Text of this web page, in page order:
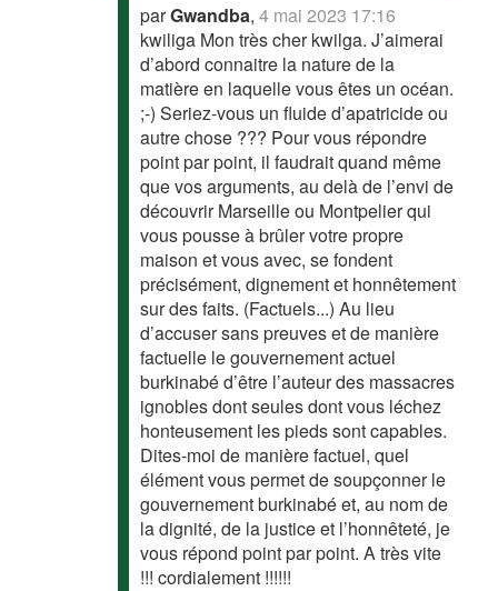
parGwandba,4 mai 2023 17:16
kwiliga Mon très cher kwilga. J’aimerai
d’abord connaitre la nature de la
matière en laquelle vous êtes un océan.
;-) Seriez-vous un fluide d’apatricide ou
autre chose ??? Pour vous répondre
point par point, il faudrait quand même
que vos arguments, au delà de l’envi de
découvrir Marseille ou Montpelier qui
vous pousse à brûler votre propre
maison et vous avec, se fondent
précisément, dignement et honnêtement
sur des faits. (Factuels...) Au lieu
d’accuser sans preuves et de manière
factuelle le gouvernement actuel
burkinabé d’être l’auteur des massacres
ignobles dont seules dont vous léchez
honteusement les pieds sont capables.
Dites-moi de manière factuel, quel
élément vous permet de soupçonner le
gouvernement burkinabé et, au nom de
la dignité, de la justice et l’honnêteté, je
vous répond point par point. A très vite
!!! cordialement !!!!!!